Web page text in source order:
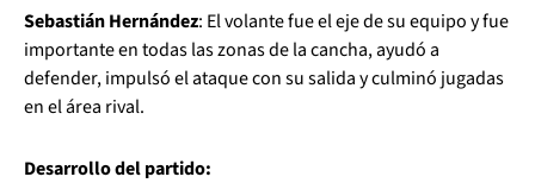
Sebastián Hernández: El volante fue el eje de su equipo y fue
importante en todas las zonas de la cancha, ayudó a
defender, impulsó el ataque con su salida y culminó jugadas
en el área rival.
Desarrollo del partido: